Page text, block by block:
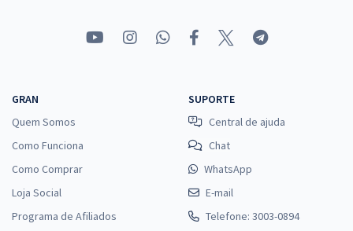
GRAN
Quem Somos
Como Funciona
Como Comprar
Loja Social
Programa de Afiliados
SUPORTE
Central de ajuda
Chat
WhatsApp
E-mail
Telefone: 3003-0894